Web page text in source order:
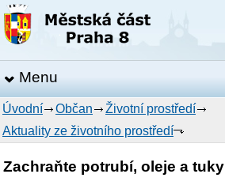
Menu
Úvodní Občan
Životní prostředí
Aktuality ze životního prostředí
Zachraňte potrubí, oleje a